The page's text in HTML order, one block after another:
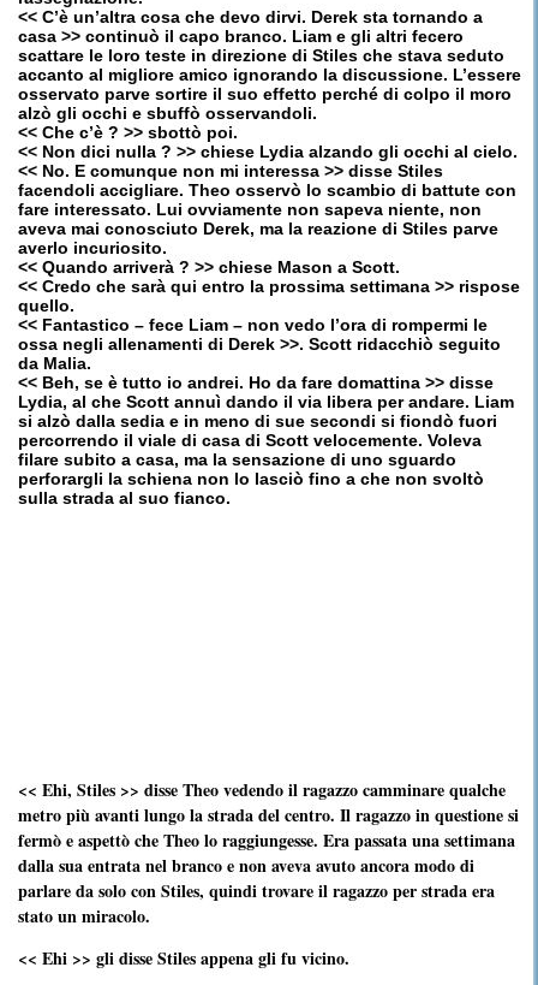
<< C’è un’altra cosa che devo dirvi. Derek sta tornando a
casa >> continuò il capo branco. Liam e gli altri fecero
scattare le loro teste in direzione di Stiles che stava seduto
accanto al migliore amico ignorando la discussione. L’essere
osservato parve sortire il suo effetto perché di colpo il moro
alzò gli occhi e sbuffò osservandoli.
<< Che c’è ? >> sbottò poi.
<< Non dici nulla ? >> chiese Lydia alzando gli occhi al cielo.
<< No. E comunque non mi interessa >> disse Stiles
facendoli accigliare. Theo osservò lo scambio di battute con
fare interessato. Lui ovviamente non sapeva niente, non
aveva mai conosciuto Derek, ma la reazione di Stiles parve
averlo incuriosito.
<< Quando arriverà ? >> chiese Mason a Scott.
<< Credo che sarà qui entro la prossima settimana >> rispose
quello.
<< Fantastico – fece Liam – non vedo l’ora di rompermi le
ossa negli allenamenti di Derek >>. Scott ridacchiò seguito
da Malia.
<< Beh, se è tutto io andrei. Ho da fare domattina >> disse
Lydia, al che Scott annuì dando il via libera per andare. Liam
si alzò dalla sedia e in meno di sue secondi si fiondò fuori
percorrendo il viale di casa di Scott velocemente. Voleva
filare subito a casa, ma la sensazione di uno sguardo
perforargli la schiena non lo lasciò fino a che non svoltò
sulla strada al suo fianco.
<< Ehi, Stiles >> disse Theo vedendo il ragazzo camminare qualche
metro più avanti lungo la strada del centro. Il ragazzo in questione si
fermò e aspettò che Theo lo raggiungesse. Era passata una settimana
dalla sua entrata nel branco e non aveva avuto ancora modo di
parlare da solo con Stiles, quindi trovare il ragazzo per strada era
stato un miracolo.
<< Ehi >> gli disse Stiles appena gli fu vicino.